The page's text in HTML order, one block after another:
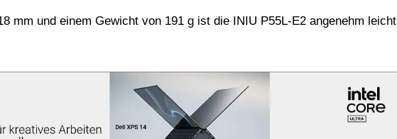
mm und einem Gewicht von 191 g ist die INIU P55L-E2 angenehm leicht